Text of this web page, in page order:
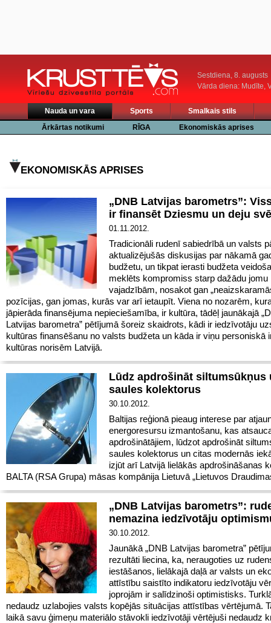
Sestdiena, 8. augusts
Vārda diena: Mudīte,
Nauda un vara Sports
Smalkais stils
Ārkārtas notikumi
RĪGA Ekonomiskās aprises
EKONOMISKĀS APRISES
„DNB Latvijas barometrs”:
ir finansēt Dziesmu un deju
01.11.2012.
Tradicionāli rudenī sabiedrībā un valsts
aktualizējušās diskusijas par nākamā
budžetu, un tikpat ierasti budžeta
meklēts kompromiss starp dažādu jomu
vajadzībām, nosakot gan
pozīcijas, gan jomas, kurās var arī ietaupīt. Viena no nozarēm,
jāpierāda finansējuma nepieciešamība, ir kultūra, tādēļ jaunākajā
Latvijas barometra” pētījumā šoreiz skaidrots, kādi ir iedzīvotāju
kultūras finansēšanu no valsts budžeta un kāda ir viņu personiskā
kultūras norisēm Latvijā.
Lūdz apdrošināt siltumsūkņus
saules kolektorus
30.10.2012.
Baltijas reģionā pieaug interese par
energoresursu izmantošanu, kas
apdrošinātājiem, lūdzot apdrošināt
saules kolektorus un citas modernās
izjūt arī Latvijā lielākās apdrošināšanas
BALTA (RSA Grupa) māsas kompānija Lietuvā „Lietuvos
„DNB Latvijas barometrs”:
nemazina iedzīvotāju
30.10.2012.
Jaunākā „DNB Latvijas barometra”
rezultāti liecina, ka, neraugoties uz
iestāšanos, lielākajā daļā ar valsts un
attīstību saistīto indikatoru iedzīvotāju
joprojām ir salīdzinoši optimistisks.
nedaudz uzlabojies valsts kopējās situācijas attīstības vērtējumā.
laikā savu ģimeņu materiālo stāvokli iedzīvotāji vērtējuši nedaudz